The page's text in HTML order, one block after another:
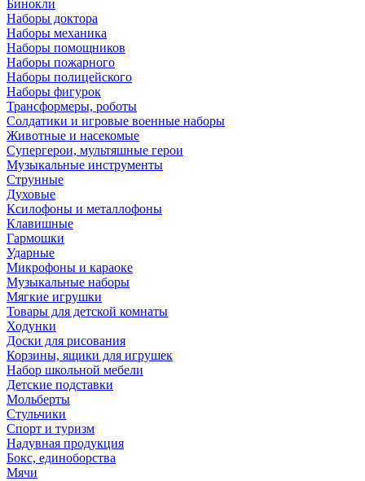
Бинокли
Наборы доктора
Наборы механика
Наборы помощников
Наборы пожарного
Наборы полицейского
Наборы фигурок
Трансформеры, роботы
Солдатики и игровые военные наборы
Животные и насекомые
Супергерои, мультяшные герои
Музыкальные инструменты
Струнные
Духовые
Ксилофоны и металлофоны
Клавишные
Гармошки
Ударные
Микрофоны и караоке
Музыкальные наборы
Мягкие игрушки
Товары для детской комнаты
Ходунки
Доски для рисования
Корзины, ящики для игрушек
Набор школьной мебели
Детские подставки
Мольберты
Стульчики
Спорт и туризм
Надувная продукция
Бокс, единоборства
Мячи